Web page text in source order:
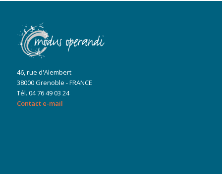
46, rue d'Alembert
38000 Grenoble - FRANCE
Tél. 04 76 49 03 24
Contact e-mail